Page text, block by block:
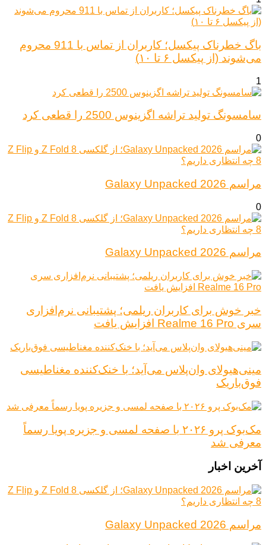
باگ خطرناک پیکسل؛ کاربران از تماس با 911 محروم
می‌شوند (از پیکسل ۶ تا ۱۰)
1
سامسونگ تولید تراشه اگزینوس 2500 را قطعی کرد
0
مراسم Galaxy Unpacked 2026
0
مراسم Galaxy Unpacked 2026
خبر خوش برای کاربران ریلمی؛ پشتیبانی نرم‌افزاری
سری Realme 16 Pro افزایش یافت
مینی‌هیولای وان‌پلاس می‌آید؛ با خنک‌کننده مغناطیسی
فوق‌باریک
مک‌بوک پرو ۲۰۲۶ با صفحه لمسی و جزیره پویا رسماً
معرفی شد
آخرین اخبار
مراسم Galaxy Unpacked 2026